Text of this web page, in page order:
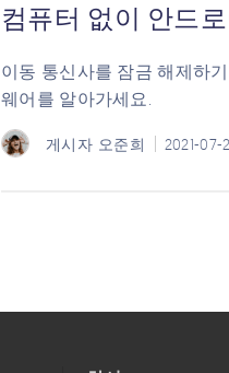
컴퓨터 없이 안드
이동 통신사를 잠금 해제하
웨어를 알아가세요.
게시자 오준희 2021-07-